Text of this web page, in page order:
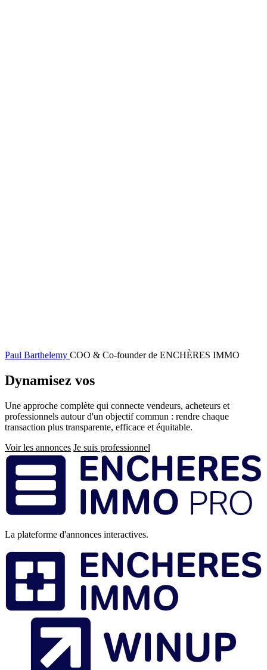
Paul Barthelemy COO & Co-founder de ENCHÈRES IMMO
Dynamisez vos
Une approche complète qui connecte vendeurs, acheteurs et
professionnels autour d'un objectif commun : rendre chaque
transaction plus transparente, efficace et équitable.
Voir les annonces Je suis professionnel
Pied
de
page
La plateforme d'annonces interactives.